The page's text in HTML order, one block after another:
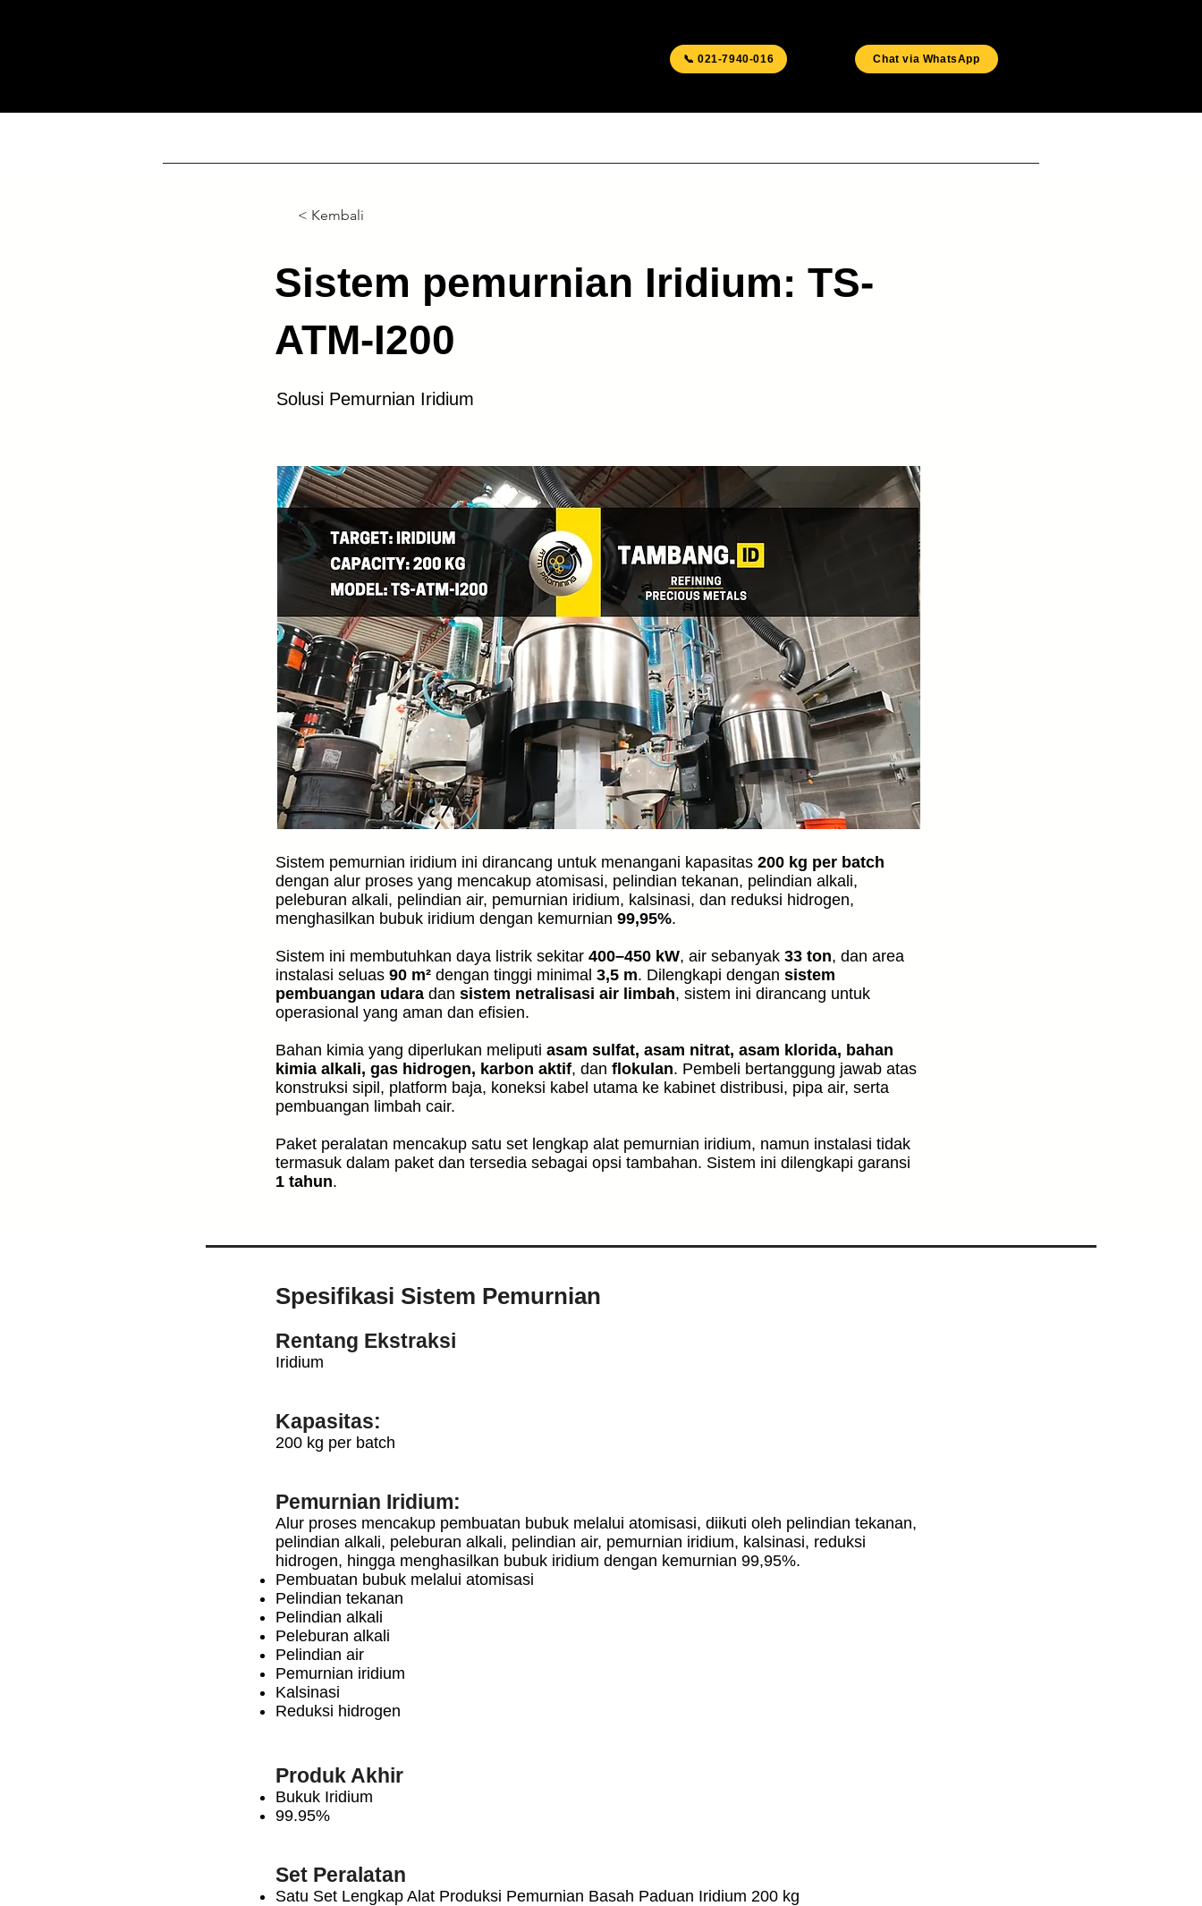
📞 021-7940-016 Chat via WhatsApp
< Kembali
Sistem pemurnian Iridium: TS-
ATM-I200
Solusi Pemurnian Iridium
Sistem pemurnian iridium ini dirancang untuk menangani kapasitas 200 kg per batch
dengan alur proses yang mencakup atomisasi, pelindian tekanan, pelindian alkali,
peleburan alkali, pelindian air, pemurnian iridium, kalsinasi, dan reduksi hidrogen,
menghasilkan bubuk iridium dengan kemurnian 99,95%.
Sistem ini membutuhkan daya listrik sekitar 400–450 kW, air sebanyak 33 ton, dan area
instalasi seluas 90 m² dengan tinggi minimal 3,5 m. Dilengkapi dengan sistem
pembuangan udara dan sistem netralisasi air limbah, sistem ini dirancang untuk
operasional yang aman dan efisien.
Bahan kimia yang diperlukan meliputi asam sulfat, asam nitrat, asam klorida, bahan
kimia alkali, gas hidrogen, karbon aktif, dan flokulan. Pembeli bertanggung jawab atas
konstruksi sipil, platform baja, koneksi kabel utama ke kabinet distribusi, pipa air, serta
pembuangan limbah cair.
Paket peralatan mencakup satu set lengkap alat pemurnian iridium, namun instalasi tidak
termasuk dalam paket dan tersedia sebagai opsi tambahan. Sistem ini dilengkapi garansi
1 tahun.
Spesifikasi Sistem Pemurnian
Rentang Ekstraksi
Iridium
Kapasitas:
200 kg per batch
Pemurnian Iridium:
Alur proses mencakup pembuatan bubuk melalui atomisasi, diikuti oleh pelindian tekanan,
pelindian alkali, peleburan alkali, pelindian air, pemurnian iridium, kalsinasi, reduksi
hidrogen, hingga menghasilkan bubuk iridium dengan kemurnian 99,95%.
Pembuatan bubuk melalui atomisasi
Pelindian tekanan
Pelindian alkali
Peleburan alkali
Pelindian air
Pemurnian iridium
Kalsinasi
Reduksi hidrogen
Produk Akhir
Bukuk Iridium
99.95%
Set Peralatan
Satu Set Lengkap Alat Produksi Pemurnian Basah Paduan Iridium 200 kg